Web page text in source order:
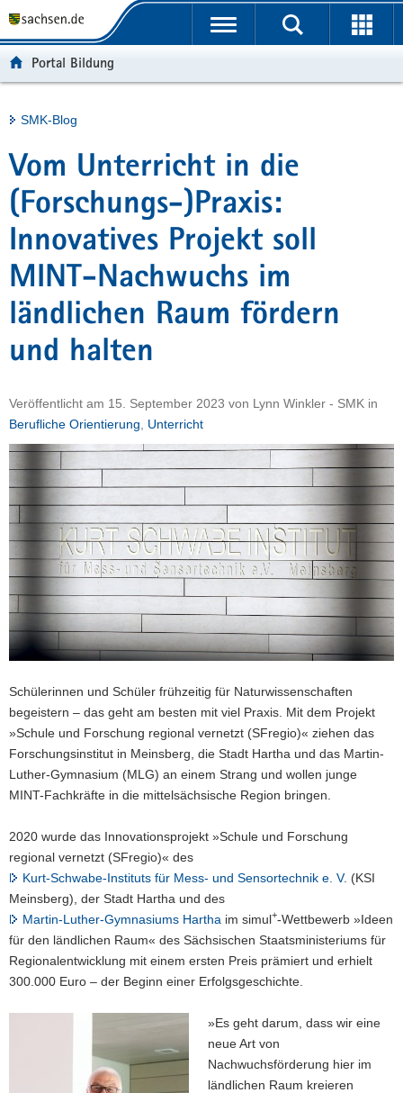
t
b
e
r
g
r
i
f
e
d
N
a
v
g
a
t
u
n
h
a
l
t
e
v
c
e
Portalübergreifende
Portal Bildung
Hauptinhalt
SMK-Blog
Vom Unterricht in die
(Forschungs-)Praxis:
Innovatives Projekt soll
MINT-Nachwuchs im
ländlichen Raum fördern
und halten
Veröffentlicht am 15. September 2023 von Lynn Winkler - SMK in
Berufliche Orientierung
Unterricht
Schülerinnen und Schüler frühzeitig für Naturwissenschaften
begeistern – das geht am besten mit viel Praxis. Mit dem Projekt
»Schule und Forschung regional vernetzt (SFregio)« ziehen das
Forschungsinstitut in Meinsberg, die Stadt Hartha und das Martin-
Luther-Gymnasium (MLG) an einem Strang und wollen junge
MINT-Fachkräfte in die mittelsächsische Region bringen.
2020 wurde das Innovationsprojekt »Schule und Forschung
regional vernetzt (SFregio)« des
Kurt-Schwabe-Instituts für Mess- und Sensortechnik e. V. (KSI
Meinsberg), der Stadt Hartha und des
Martin-Luther-Gymnasiums Hartha im simul+-Wettbewerb »Ideen
für den ländlichen Raum« des Sächsischen Staatsministeriums für
Regionalentwicklung mit einem ersten Preis prämiert und erhielt
300.000 Euro – der Beginn einer Erfolgsgeschichte.
»Es geht darum, dass wir eine
neue Art von
Nachwuchsförderung hier im
ländlichen Raum kreieren